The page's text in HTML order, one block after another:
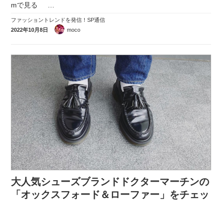
mで見る
ファッショントレンドを発信！SP通信
2022年10月8日
moco
大人気シューズブランドドクターマーチンの
「オックスフォード＆ローファー」をチェッ